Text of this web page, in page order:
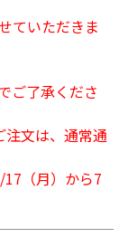
ていただきま
ご了承くださ
注文は、通常通
（月）から7